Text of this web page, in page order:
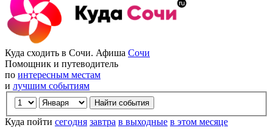
Куда сходить в Сочи. Афиша Сочи
Помощник и путеводитель
по интересным местам
и лучшим событиям
Куда пойти сегодня завтра в выходные в этом месяце